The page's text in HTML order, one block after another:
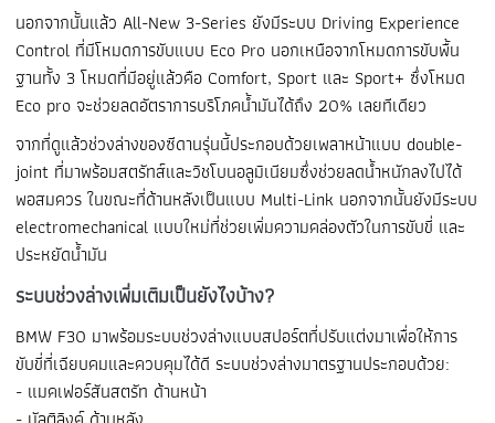
นอกจากนั้นแล้ว All-New 3-Series ยังมีระบบ Driving Experience
Control ที่มีโหมดการขับแบบ Eco Pro นอกเหนือจากโหมดการขับพื้น
ฐานทั้ง 3 โหมดที่มีอยู่แล้วคือ Comfort, Sport และ Sport+ ซึ่งโหมด
Eco pro จะช่วยลดอัตราการบริโภคน้ำมันได้ถึง 20% เลยทีเดียว
จากที่ดูแล้วช่วงล่างของซีดานรุ่นนี้ประกอบด้วยเพลาหน้าแบบ double-
joint ที่มาพร้อมสตรัทส์และวิชโบนอลูมิเนียมซึ่งช่วยลดน้ำหนักลงไปได้
พอสมควร ในขณะที่ด้านหลังเป็นแบบ Multi-Link นอกจากนั้นยังมีระบบ
electromechanical แบบใหม่ที่ช่วยเพิ่มความคล่องตัวในการขับขี่ และ
ประหยัดน้ำมัน
ระบบช่วงล่างเพิ่มเติมเป็นยังไงบ้าง?
BMW F30 มาพร้อมระบบช่วงล่างแบบสปอร์ตที่ปรับแต่งมาเพื่อให้การ
ขับขี่ที่เฉียบคมและควบคุมได้ดี ระบบช่วงล่างมาตรฐานประกอบด้วย:
- แมคเฟอร์สันสตรัท ด้านหน้า